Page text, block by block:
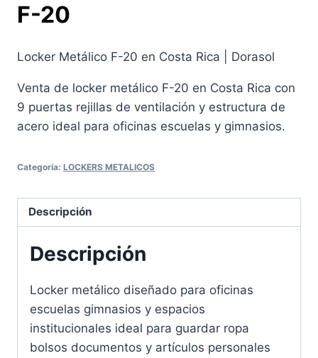
F-20
Locker Metálico F-20 en Costa Rica | Dorasol
Venta de locker metálico F-20 en Costa Rica con
9 puertas rejillas de ventilación y estructura de
acero ideal para oficinas escuelas y gimnasios.
Categoría: LOCKERS METALICOS
Descripción
Descripción
Locker metálico diseñado para oficinas
escuelas gimnasios y espacios
institucionales ideal para guardar ropa
bolsos documentos y artículos personales